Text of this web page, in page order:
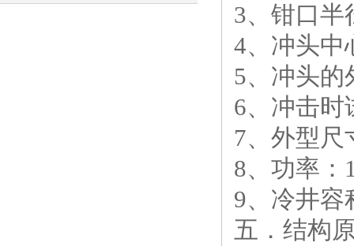
3、钳口半
4、冲头中
5、冲头的
6、冲击时
7、外型尺
8、功率：
9、冷井容
五．结构